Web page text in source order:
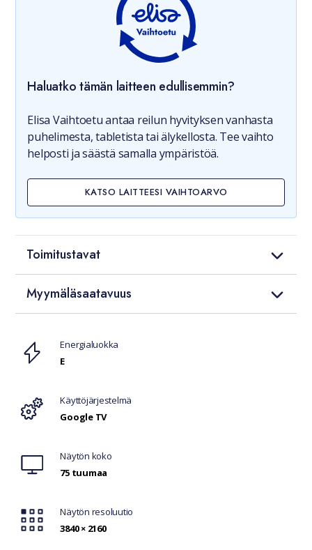
Haluatko tämän laitteen edullisemmin?
Elisa Vaihtoetu antaa reilun hyvityksen vanhasta
puhelimesta, tabletista tai älykellosta. Tee vaihto
helposti ja säästä samalla ympäristöä.
KATSO LAITTEESI VAIHTOARVO
Toimitustavat
Myymäläsaatavuus
Ominaisuudet
Energialuokka
E
Käyttöjärjestelmä
Google TV
Näytön koko
75 tuumaa
Näytön resoluutio
3840 × 2160